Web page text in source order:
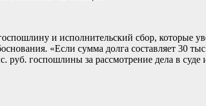
и исполнительский сбор,
«Если сумма долга составляет 30
руб. госпошлины за рассмотрение дела в